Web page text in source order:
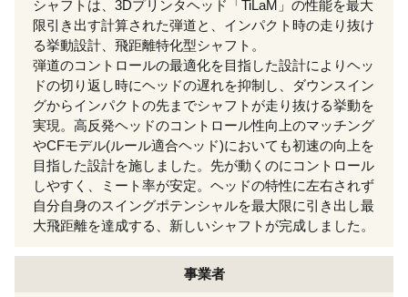
シャフトは、3Dプリンタヘッド「TiLaM」の性能を最大
限引き出す計算された弾道と、インパクト時の走り抜け
る挙動設計、飛距離特化型シャフト。
弾道のコントロールの最適化を目指した設計によりヘッ
ドの切り返し時にヘッドの遅れを抑制し、ダウンスイン
グからインパクトの先までシャフトが走り抜ける挙動を
実現。高反発ヘッドのコントロール性向上のマッチング
やCFモデル(ルール適合ヘッド)においても初速の向上を
目指した設計を施しました。先が動くのにコントロール
しやすく、ミート率が安定。ヘッドの特性に左右されず
自分自身のスイングポテンシャルを最大限に引き出し最
大飛距離を達成する、新しいシャフトが完成しました。
事業者